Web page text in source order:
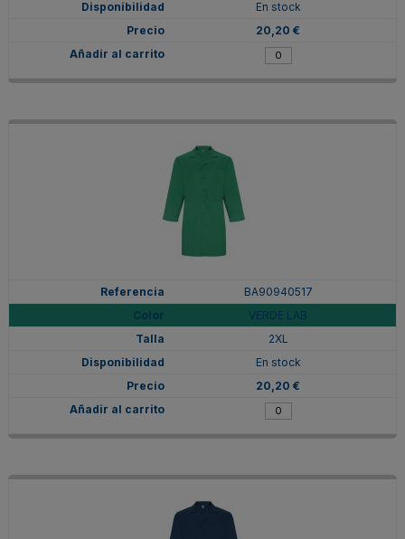
En stock
20,20 €
BA90940517
VERDE LAB
2XL
En stock
20,20 €